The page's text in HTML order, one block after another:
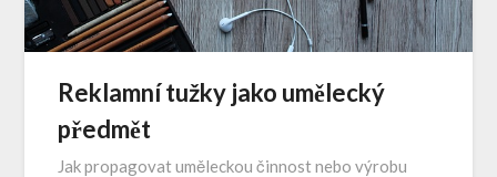
Reklamní tužky jako umělecký
předmět
Jak propagovat uměleckou činnost nebo výrobu